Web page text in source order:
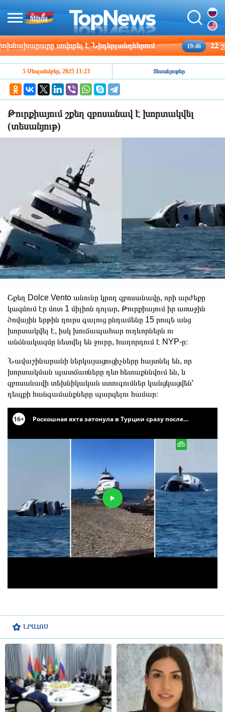
սովորել է Նիդերլանդներում 19:46 ՀՀ
ԼՐԱՀՈՍ
5 Սեպտեմբեր, 2025 11:23 Տեսանյութեր
Թուրքիայում շքեղ զբոսանավ է խորտակվել
(տեսանյութ)
Շքեղ Dolce Vento անունը կրող զբոսանավը, որի արժեքը
կազմում էր մոտ 1 միլիոն դոլար, Թուրքիայում իր առաջին
ծովային երթին դուրս գալուց ընդամենը 15 րոպե անց
խորտակվել է, իսկ խուճապահար ուղևորներն ու
անձնակազմը նետվել են ջուրը, հաղորդում է NYP-ը։
Նավաշինարանի ներկայացուցիչները հայտնել են, որ
խորտակման պատճառները դեռ հետաքննվում են, և
զբոսանավի տեխնիկական ստուգումներ կանցկացվեն՝
դեպքի հանգամանքները պարզելու համար։